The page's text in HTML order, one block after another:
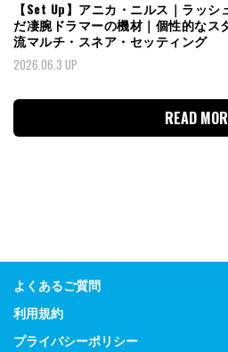
【Set Up】アニカ・ニルス｜ラッ
だ凄腕ドラマーの機材｜個性的なス
流マルチ・スネア・セッティング
2026.06.3 UP
READ
よくあるご質問
利用規約
プライバシーポリシー